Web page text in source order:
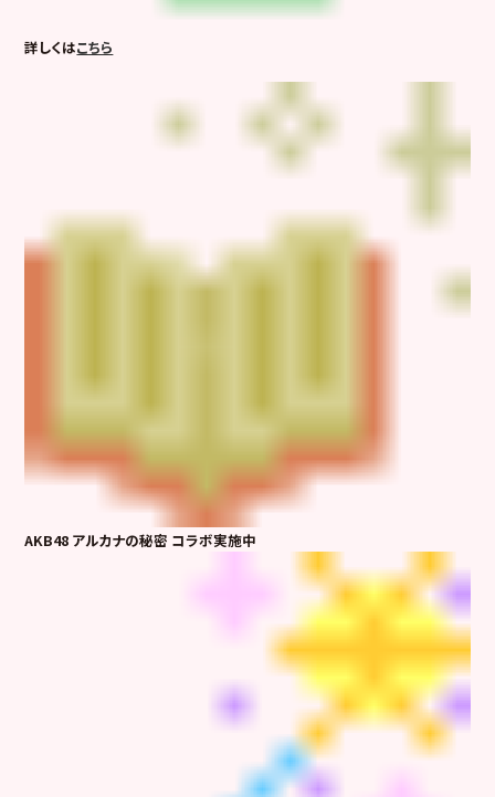
詳しくはこちら
AKB48 アルカナの秘密 コラボ実施中